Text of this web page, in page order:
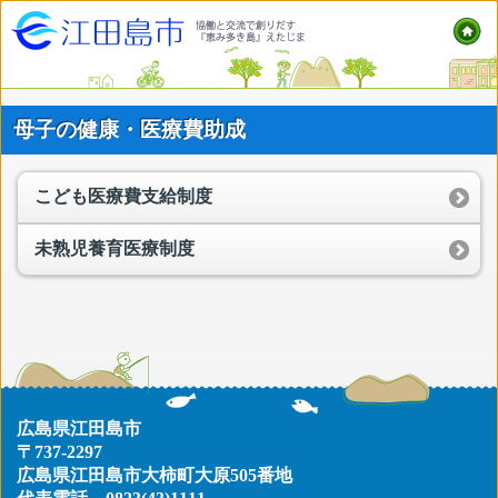
母子の健康・医療費助成
こども医療費支給制度
未熟児養育医療制度
広島県江田島市
〒737-2297
広島県江田島市大柿町大原505番地